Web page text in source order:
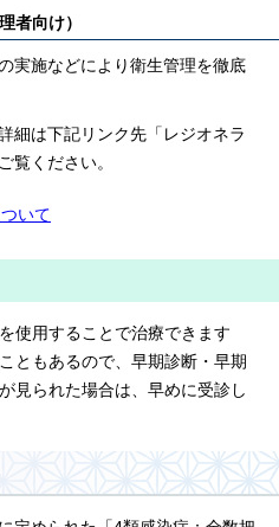
者向け）
実施などにより衛生管理を徹底
細は下記リンク先「レジオネラ
覧ください。
いて
使用することで治療できます
ともあるので、早期診断・早期
見られた場合は、早めに受診し